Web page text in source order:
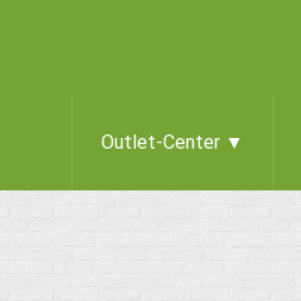
Outlet-Center ▼